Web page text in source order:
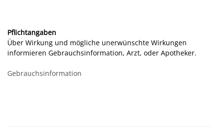
Pflichtangaben
Über Wirkung und mögliche unerwünschte Wirkungen
informieren Gebrauchsinformation, Arzt, oder Apotheker.
Gebrauchsinformation